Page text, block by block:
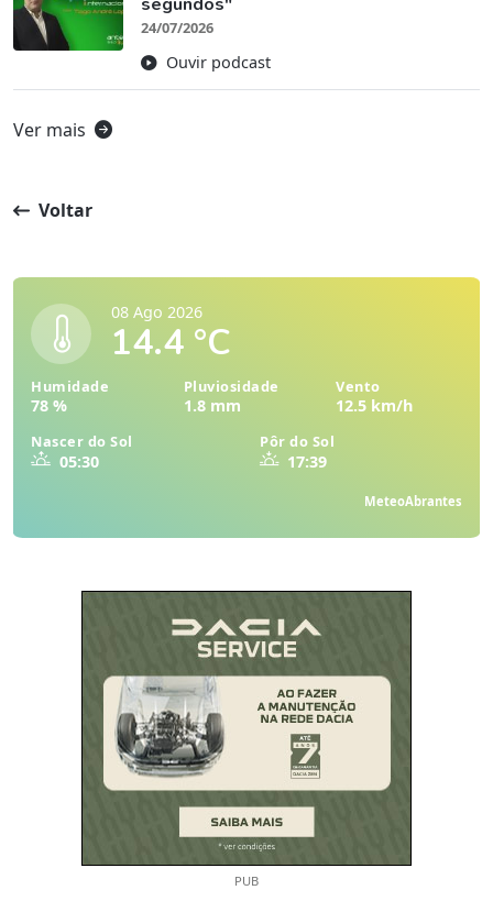
24/07/2026
Ouvir podcast
Ver mais
Voltar
08 Ago 2026
14.4 °C
Humidade
78 %
Pluviosidade
1.8 mm
Vento
12.5 km/h
Nascer do Sol
05:30
Pôr do Sol
17:39
MeteoAbrantes
PUB